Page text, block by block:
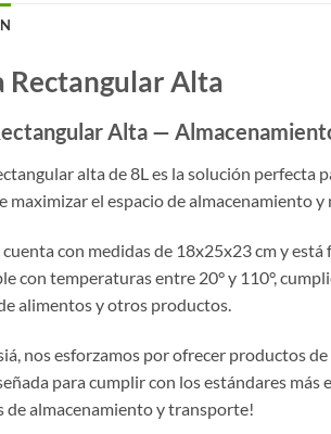
Rectangular Alta
Alta —
alta de 8L es la solución
maximizar el espacio de almacenamiento
con medidas de 18x25x23 cm y
con temperaturas entre 20° y 110°,
alimentos y otros productos.
nos esforzamos por ofrecer productos
para cumplir con los estándares
de almacenamiento y transporte!